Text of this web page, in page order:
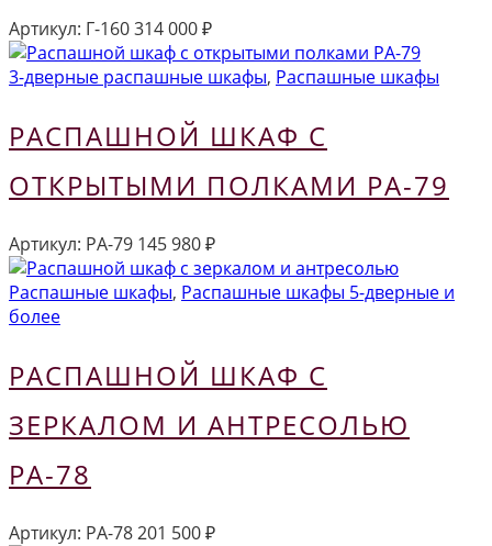
Артикул: Г-160314 000₽
3-дверные распашные шкафы, Распашные шкафы
РАСПАШНОЙ ШКАФ С
ОТКРЫТЫМИ ПОЛКАМИ РА-79
Артикул: РА-79 145 980₽
Распашные шкафы, Распашные шкафы 5-дверные и
более
РАСПАШНОЙ ШКАФ С
ЗЕРКАЛОМ И АНТРЕСОЛЬЮ
РА-78
Артикул: РА-78201 500₽